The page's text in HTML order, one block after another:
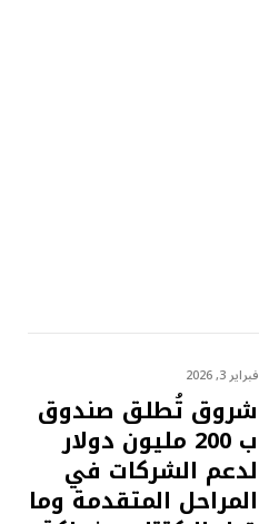
فبراير 3, 2026
شروق تُطلق صندوق
ب 200 مليون دولار
لدعم الشركات في
المراحل المتقدمة وما